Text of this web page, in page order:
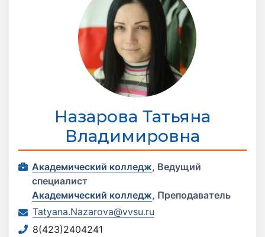
Назарова Татьяна
Владимировна
Академический колледж, Ведущий
специалист
Академический колледж, Преподаватель
Tatyana.Nazarova@vvsu.ru
8(423)2404241